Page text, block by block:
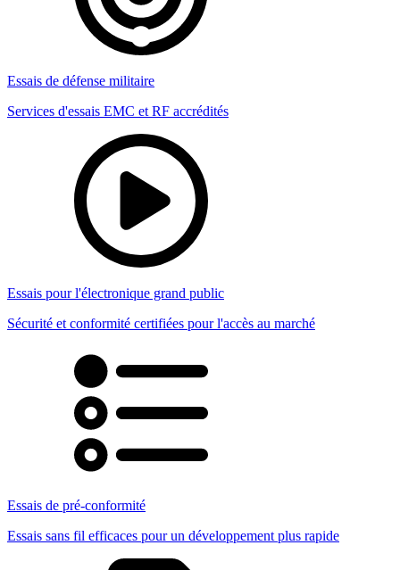
Essais de défense militaire
Services d'essais EMC et RF accrédités
Essais pour l'électronique grand public
Sécurité et conformité certifiées pour l'accès au marché
Essais de pré-conformité
Essais sans fil efficaces pour un développement plus rapide